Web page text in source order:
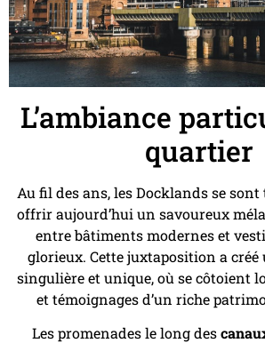
L’ambiance
quartier
Au fil des ans, les Docklands se
offrir aujourd’hui un savoureux
entre bâtiments modernes et
glorieux. Cette juxtaposition a créé
singulière et unique, où se côtoient
et témoignages d’un riche
Les promenades le long des